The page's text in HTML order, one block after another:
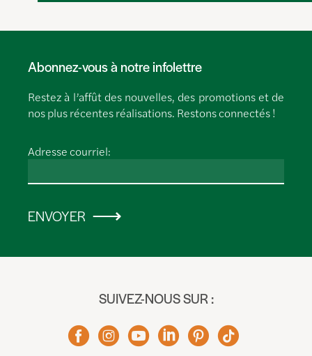
Abonnez-vous à notre infolettre
Restez à l’affût des nouvelles, des promotions et de
nos plus récentes réalisations. Restons connectés !
Adresse courriel:
ENVOYER
SUIVEZ-NOUS SUR :